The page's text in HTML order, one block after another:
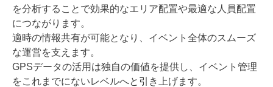
を分析することで効果的なエリア配置や最適な人員配置
につながります。
適時の情報共有が可能となり、イベント全体のスムーズ
な運営を支えます。
GPSデータの活用は独自の価値を提供し、イベント管理
をこれまでにないレベルへと引き上げます。